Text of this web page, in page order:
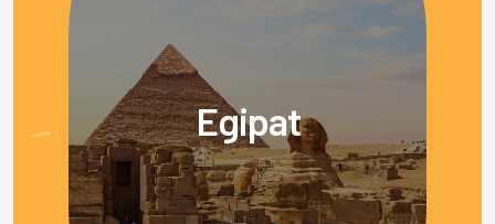
Egipat